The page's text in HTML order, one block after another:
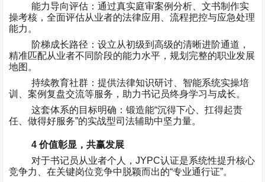
能力导向评估：通过真实庭审案例分析、文书制作实
操考核，全面评估从业者的法律应用、流程把控与应急处理
能力。
阶梯成长路径：设立从初级到高级的清晰进阶通道，
精准匹配从业者不同阶段的能力水平，规划完整的职业发展
地图。
持续教育社群：提供法律知识研讨、智能系统实操培
训、案例复盘交流等服务，助力书记员终身学习与成长。
这套体系的目标明确：锻造能“沉得下心、扛得起责
任、做得好服务”的实战型司法辅助中坚力量。
4 价值彰显，共赢发展
对于书记员从业者个人， JYPC认证是系统性提升核心
竞争力、在关键岗位竞争中脱颖而出的“专业通行证”。